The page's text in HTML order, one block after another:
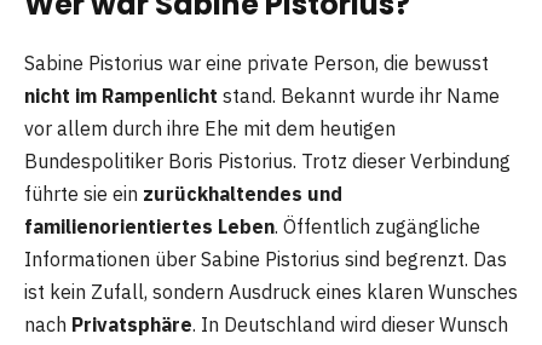
Sabine Pistorius war eine private Person, die bewusst
nicht im Rampenlicht stand. Bekannt wurde ihr Name
vor allem durch ihre Ehe mit dem heutigen
Bundespolitiker Boris Pistorius. Trotz dieser Verbindung
führte sie ein zurückhaltendes und
familienorientiertes Leben. Öffentlich zugängliche
Informationen über Sabine Pistorius sind begrenzt. Das
ist kein Zufall, sondern Ausdruck eines klaren Wunsches
nach Privatsphäre. In Deutschland wird dieser Wunsch